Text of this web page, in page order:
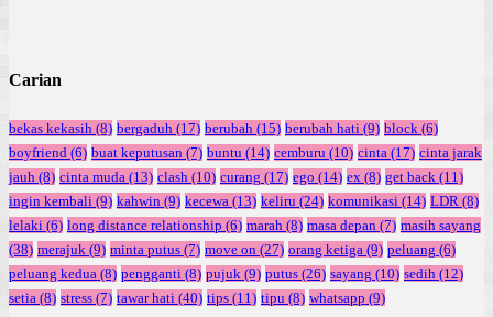
Carian
bekas kekasih (8) bergaduh (17) berubah (15) berubah hati (9) block (6)
boyfriend (6) buat keputusan (7) buntu (14) cemburu (10) cinta (17) cinta jarak
jauh (8) cinta muda (13) clash (10) curang (17) ego (14) ex (8) get back (11)
ingin kembali (9) kahwin (9) kecewa (13) keliru (24) komunikasi (14) LDR (8)
lelaki (6) long distance relationship (6) marah (8) masa depan (7) masih sayang
(38) merajuk (9) minta putus (7) move on (27) orang ketiga (9) peluang (6)
peluang kedua (8) pengganti (8) pujuk (9) putus (26) sayang (10) sedih (12)
setia (8) stress (7) tawar hati (40) tips (11) tipu (8) whatsapp (9)